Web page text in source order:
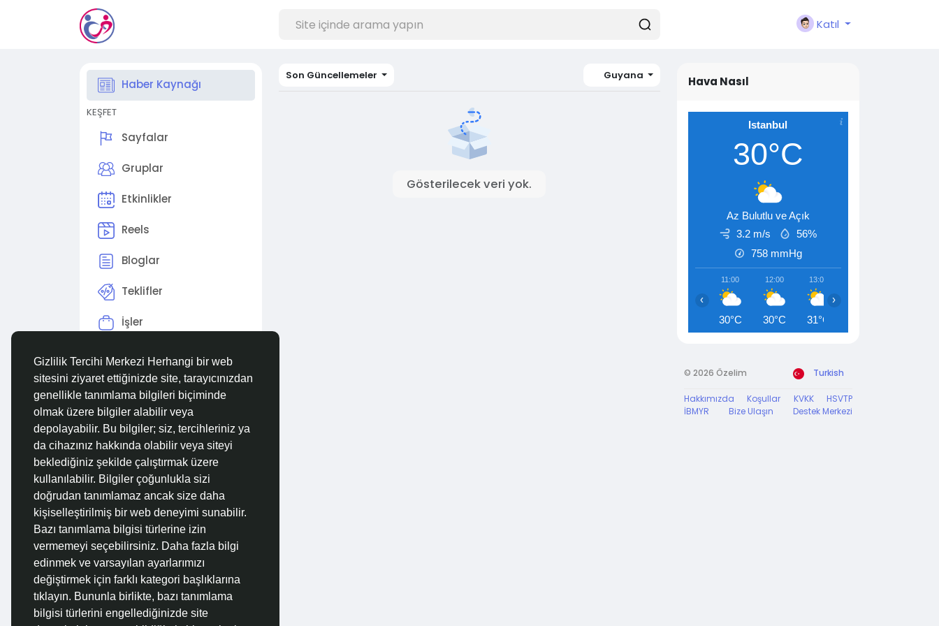
Gizlilik Tercihi Merkezi Herhangi bir web
sitesini ziyaret ettiğinizde site, tarayıcınızdan
genellikle tanımlama bilgileri biçiminde
olmak üzere bilgiler alabilir veya
depolayabilir. Bu bilgiler; siz, tercihleriniz ya
da cihazınız hakkında olabilir veya siteyi
beklediğiniz şekilde çalıştırmak üzere
kullanılabilir. Bilgiler çoğunlukla sizi
doğrudan tanımlamaz ancak size daha
kişiselleştirilmiş bir web deneyimi sunabilir.
Bazı tanımlama bilgisi türlerine izin
vermemeyi seçebilirsiniz. Daha fazla bilgi
edinmek ve varsayılan ayarlarımızı
değiştirmek için farklı kategori başlıklarına
tıklayın. Bununla birlikte, bazı tanımlama
bilgisi türlerini engellediğinizde site
Katıl
Haber Kaynağı
KEŞFET
Sayfalar
Gruplar
Etkinlikler
Reels
Bloglar
Teklifler
İşler
Filmler
Son Güncellemeler Guyana
Gösterilecek veri yok.
Hava Nasıl
Istanbul
30°C
Az Bulutlu ve Açık
3.2 m/s
56%
758 mmHg
11:00
30°C
12:00
30°C
13:00
31°C
‹ ›
© 2026 Özelim Turkish
Hakkımızda Koşullar KVKK
HSVTP
İBMYR
Bize Ulaşın Destek Merkezi